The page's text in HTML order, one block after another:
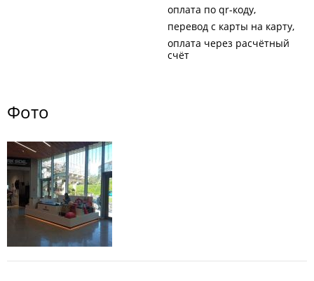
оплата по qr-коду
перевод с карты на карту
оплата через расчётный
счёт
Фото